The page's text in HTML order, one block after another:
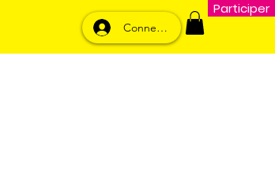
Connexion
Participer